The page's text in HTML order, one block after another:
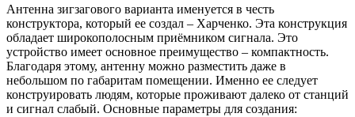
Антенна зигзагового варианта именуется в честь
конструктора, который ее создал – Харченко. Эта конструкция
обладает широкополосным приёмником сигнала. Это
устройство имеет основное преимущество – компактность.
Благодаря этому, антенну можно разместить даже в
небольшом по габаритам помещении. Именно ее следует
конструировать людям, которые проживают далеко от станций
и сигнал слабый. Основные параметры для создания: